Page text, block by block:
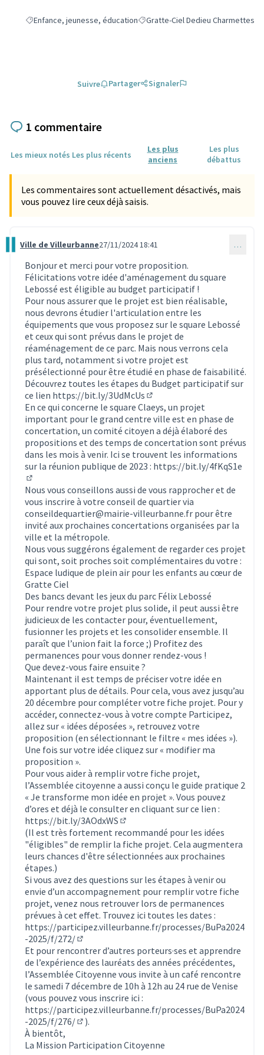
Filtrer les résultats de la catégorie : Enfance, jeunesse, éducation
Enfance, jeunesse, éducationFiltrer les résultats pour le secteur
Gratte-Ciel Dedieu Charmettes
Suivre Partager Signaler
1 commentaire
Les mieux notés Les plus récents
Les plus
anciens
Les plus
débattus
Les commentaires sont actuellement désactivés, mais
vous pouvez lire ceux déjà saisis.
Commentaire 3737
Ville de Villeurbanne27/11/2024 18:41 …
Bonjour et merci pour votre proposition.
Félicitations votre idée d'aménagement du square
Lebossé est éligible au budget participatif !
Pour nous assurer que le projet est bien réalisable,
nous devrons étudier l'articulation entre les
équipements que vous proposez sur le square Lebossé
et ceux qui sont prévus dans le projet de
réaménagement de ce parc. Mais nous verrons cela
plus tard, notamment si votre projet est
présélectionné pour être étudié en phase de faisabilité.
Découvrez toutes les étapes du Budget participatif sur
ce lien https://bit.ly/3UdMcUs
(Lien externe)
En ce qui concerne le square Claeys, un projet
important pour le grand centre ville est en phase de
concertation, un comité citoyen a déjà élaboré des
propositions et des temps de concertation sont prévus
dans les mois à venir. Ici se trouvent les informations
sur la réunion publique de 2023 : https://bit.ly/4fKqS1e
(Lien externe)
Nous vous conseillons aussi de vous rapprocher et de
vous inscrire à votre conseil de quartier via
conseildequartier@mairie-villeurbanne.fr pour être
invité aux prochaines concertations organisées par la
ville et la métropole.
Nous vous suggérons également de regarder ces projet
qui sont, soit proches soit complémentaires du votre :
Espace ludique de plein air pour les enfants au cœur de
Gratte Ciel
Des bancs devant les jeux du parc Félix Lebossé
Pour rendre votre projet plus solide, il peut aussi être
judicieux de les contacter pour, éventuellement,
fusionner les projets et les consolider ensemble. Il
paraît que l’union fait la force ;) Profitez des
permanences pour vous donner rendez-vous !
Que devez-vous faire ensuite ?
Maintenant il est temps de préciser votre idée en
apportant plus de détails. Pour cela, vous avez jusqu’au
20 décembre pour compléter votre fiche projet. Pour y
accéder, connectez-vous à votre compte Participez,
allez sur « idées déposées », retrouvez votre
proposition (en sélectionnant le filtre « mes idées »).
Une fois sur votre idée cliquez sur « modifier ma
proposition ».
Pour vous aider à remplir votre fiche projet,
l’Assemblée citoyenne a aussi conçu le guide pratique 2
« Je transforme mon idée en projet ». Vous pouvez
d’ores et déjà le consulter en cliquant sur ce lien :
https://bit.ly/3AOdxWS
(Lien externe)
(Il est très fortement recommandé pour les idées
"éligibles" de remplir la fiche projet. Cela augmentera
leurs chances d'être sélectionnées aux prochaines
étapes.)
Si vous avez des questions sur les étapes à venir ou
envie d’un accompagnement pour remplir votre fiche
projet, venez nous retrouver lors de permanences
prévues à cet effet. Trouvez ici toutes les dates :
https://participez.villeurbanne.fr/processes/BuPa2024
-2025/f/272/
(S'ouvre dans un nouvel onglet)
Et pour rencontrer d’autres porteurs·ses et apprendre
de l’expérience des lauréats des années précédentes,
l’Assemblée Citoyenne vous invite à un café rencontre
le samedi 7 décembre de 10h à 12h au 24 rue de Venise
(vous pouvez vous inscrire ici :
https://participez.villeurbanne.fr/processes/BuPa2024
-2025/f/276/
(S'ouvre dans un nouvel onglet)
).
À bientôt,
La Mission Participation Citoyenne